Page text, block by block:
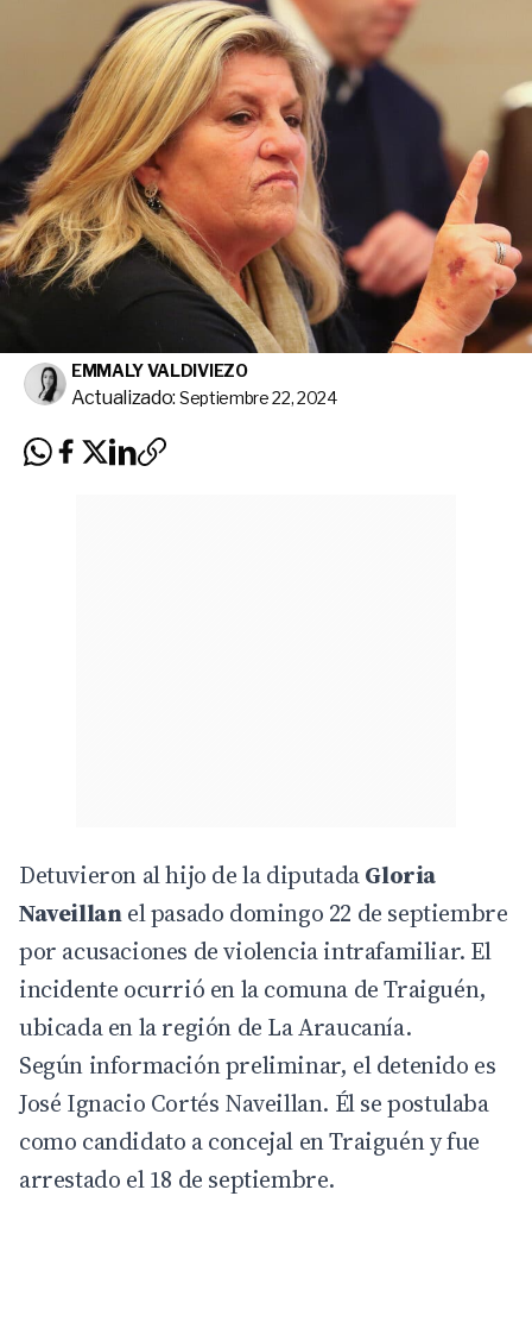
EMMALY VALDIVIEZO
Actualizado: Septiembre 22, 2024
Detuvieron al hijo de la diputadaGloria
Naveillanel pasado domingo 22 de septiembre
por acusaciones de violencia intrafamiliar. El
incidente ocurrió en la comuna de Traiguén,
ubicada en laregión de La Araucanía.
Según información preliminar, el detenido es
José Ignacio Cortés Naveillan. Él se postulaba
como candidato a concejal en Traiguén y fue
arrestado el 18 de septiembre.